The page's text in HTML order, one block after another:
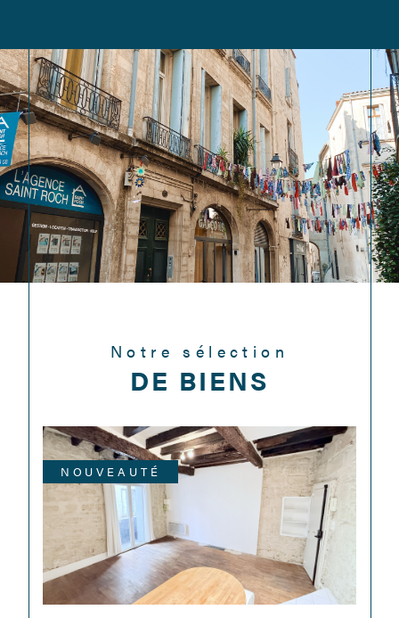
connaissance parfaite du marché régional, afin de
vous donner les meilleures offres et les
informations les plus précise sur votre bien à
vendre, ou à acquérir.
Nous serons ravis de vous accueillir, de participer à
votre projet immobilier dans un climat convivial et
de confiance.
Notre sélection
DE BIENS
NOUVEAUTÉ